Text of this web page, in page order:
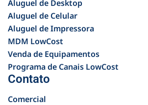
Aluguel de Desktop
Aluguel de Celular
Aluguel de Impressora
MDM LowCost
Venda de Equipamentos
Programa de Canais LowCost
Contato
Comercial